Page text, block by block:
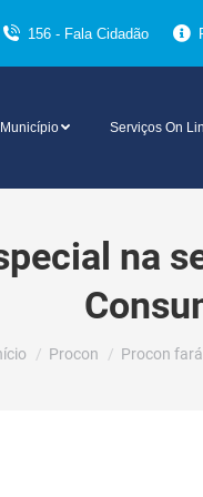
156 - Fala Cidadão
Serviços On
na
Você está aqui:
Procon Procon